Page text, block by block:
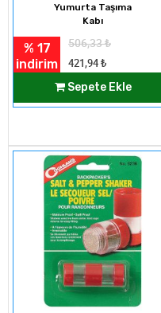
Yumurta Taşıma
Kabı
% 17
indirim
506,33₺
421,94 ₺
Sepete Ekle